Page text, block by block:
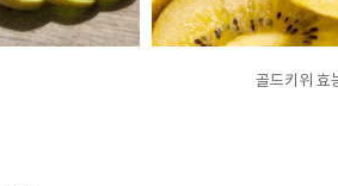
골드키위 효